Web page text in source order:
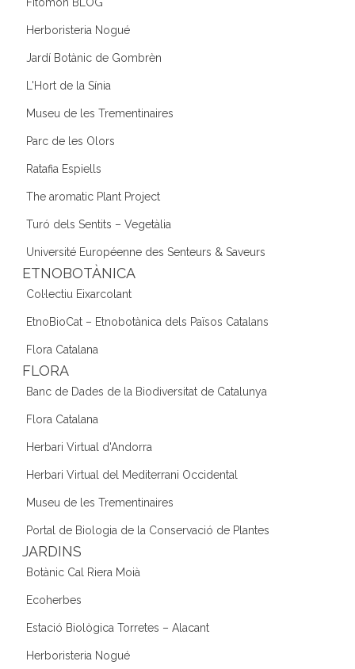
Herboristeria Nogué
Jardí Botànic de Gombrèn
L'Hort de la Sínia
Museu de les Trementinaires
Parc de les Olors
Ratafia Espiells
The aromatic Plant Project
Turó dels Sentits – Vegetàlia
Université Européenne des Senteurs & Saveurs
ETNOBOTÀNICA
Col·lectiu Eixarcolant
EtnoBioCat – Etnobotànica dels Països Catalans
Flora Catalana
FLORA
Banc de Dades de la Biodiversitat de Catalunya
Flora Catalana
Herbari Virtual d'Andorra
Herbari Virtual del Mediterrani Occidental
Museu de les Trementinaires
Portal de Biologia de la Conservació de Plantes
JARDINS
Botànic Cal Riera Moià
Ecoherbes
Estació Biològica Torretes – Alacant
Herboristeria Nogué